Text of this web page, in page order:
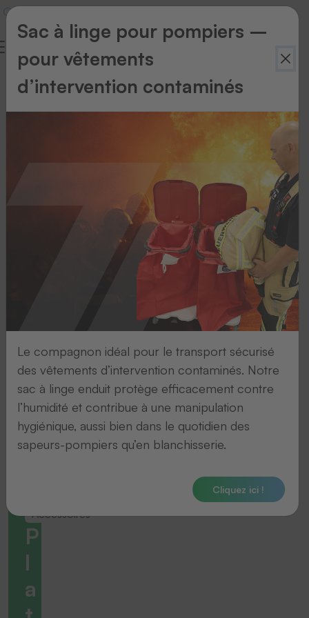
Retour
Accessoires
P
l
a
Sac à linge pour pompiers –
pour vêtements
d’intervention contaminés
Le compagnon idéal pour le transport sécurisé
des vêtements d’intervention contaminés. Notre
sac à linge enduit protège efficacement contre
l’humidité et contribue à une manipulation
hygiénique, aussi bien dans le quotidien des
sapeurs-pompiers qu’en blanchisserie.
Cliquez ici !